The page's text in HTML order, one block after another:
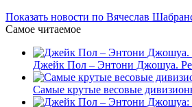
Показать новости по Вячеслав
Самое читаемое
Джейк Пол – Энтони Джошуа.
Самые крутые весовые